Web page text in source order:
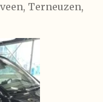
Terneuzen,